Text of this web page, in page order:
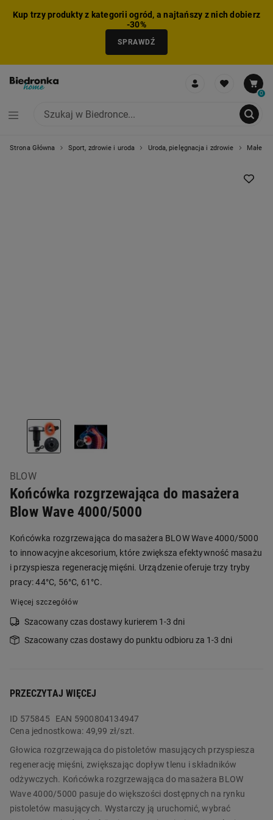
Kup trzy produkty z kategorii ogród, a najtańszy z nich dobierz
-30%
SPRAWDŹ
0
Strona Główna Sport, zdrowie i uroda Uroda, pielęgnacja i zdrowie Małe
BLOW
Końcówka rozgrzewająca do masażera
Blow Wave 4000/5000
Końcówka rozgrzewająca do masażera BLOW Wave 4000/5000
to innowacyjne akcesorium, które zwiększa efektywność masażu
i przyspiesza regenerację mięśni. Urządzenie oferuje trzy tryby
pracy: 44°C, 56°C, 61°C.
Więcej szczegółów
Szacowany czas dostawy kurierem 1-3 dni
Szacowany czas dostawy do punktu odbioru za 1-3 dni
PRZECZYTAJ WIĘCEJ
ID 575845
EAN 5900804134947
Cena jednostkowa: 49,99 zł/szt.
Głowica rozgrzewająca do pistoletów masujących przyspiesza
regenerację mięśni, zwiększając dopływ tlenu i składników
odżywczych. Końcówka rozgrzewająca do masażera BLOW
Wave 4000/5000 pasuje do większości dostępnych na rynku
pistoletów masujących. Wystarczy ją uruchomić, wybrać